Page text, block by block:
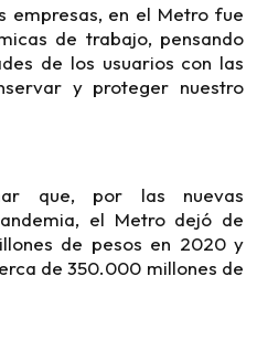
empresas, en el Metro fue
de trabajo, pensando
de los usuarios con las
y proteger nuestro
que, por las nuevas
el Metro dejó de
de pesos en 2020 y
de 350.000 millones de